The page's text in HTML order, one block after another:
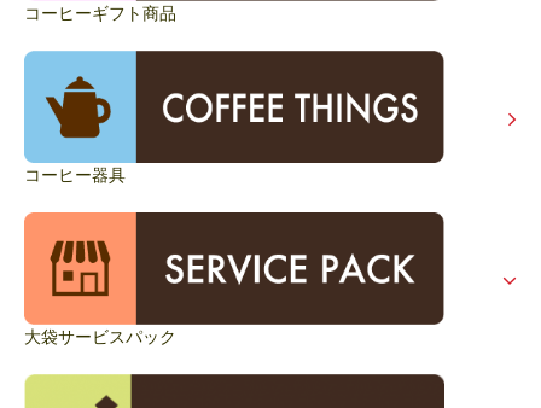
コーヒーギフト商品
コーヒー器具
大袋サービスパック